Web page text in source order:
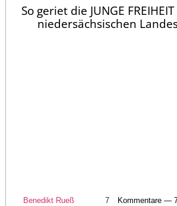
So geriet die JUNGE
niedersächsischen
Benedikt Rueß 7 Kommentare —